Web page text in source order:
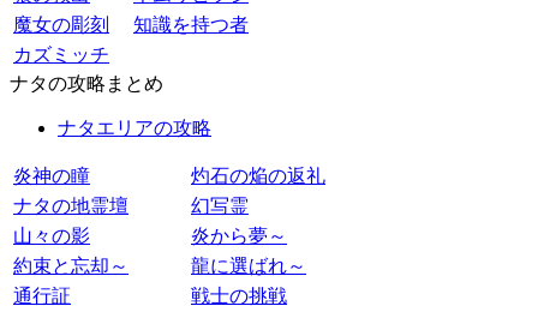
魔女の彫刻
知識を持つ者
カズミッチ
ナタの攻略まとめ
ナタエリアの攻略
炎神の瞳
灼石の焔の返礼
ナタの地霊壇
幻写霊
山々の影
炎から夢～
約束と忘却～
龍に選ばれ～
通行証
戦士の挑戦